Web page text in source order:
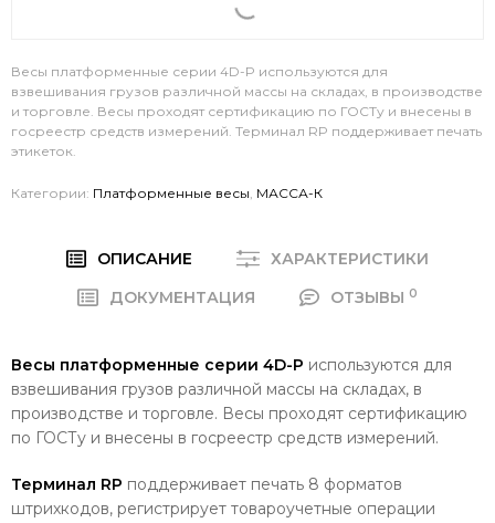
Весы платформенные серии 4D-P используются для
взвешивания грузов различной массы на складах, в производстве
и торговле. Весы проходят сертификацию по ГОСТу и внесены в
госреестр средств измерений. Терминал RP поддерживает печать
этикеток.
Категории: Платформенные весы, МАССА-К
ОПИСАНИЕ
ХАРАКТЕРИСТИКИ
ДОКУМЕНТАЦИЯ
ОТЗЫВЫ 0
Весы платформенные серии 4D-P используются для
взвешивания грузов различной массы на складах, в
производстве и торговле. Весы проходят сертификацию
по ГОСТу и внесены в госреестр средств измерений.
Терминал RP поддерживает печать 8 форматов
штрихкодов, регистрирует товароучетные операции